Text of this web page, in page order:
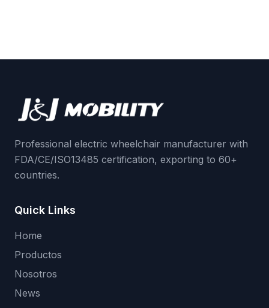
Professional electric wheelchair manufacturer with
FDA/CE/ISO13485 certification, exporting to 60+
countries.
Quick Links
Home
Productos
Nosotros
News